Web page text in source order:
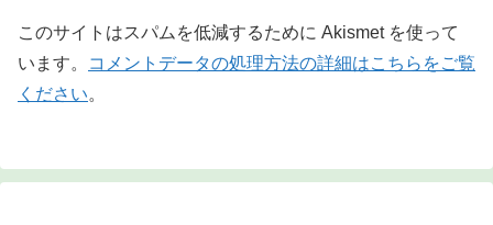
このサイトはスパムを低減するために Akismet を使って
います。
コメントデータの処理方法の詳細はこちらをご覧
ください。